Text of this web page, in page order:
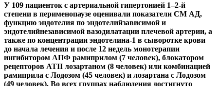
У 109 пациенток с артериальной гипертонией 1–2-й
степени в перименопаузе оценивали показатели СМ АД,
функцию эндотелия по эндотелийзависимой и
эндотелийнезависимой вазодилатации плечевой артерии, а
также по концентрации эндотелина-1 в сыворотке крови
до начала лечения и после 12 недель монотерапии
ингибитором АПФ рамиприлом (7 человек), блокатором
рецепторов АТII лозартаном (8 человек) или комбинацией
рамиприла с Лодозом (45 человек) и лозартана с Лодозом
(49 человек). Во всех группах наблюдения достигнуто